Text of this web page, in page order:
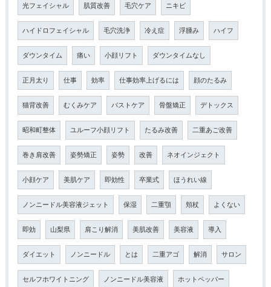
光フェイシャル 肌質改善 毛穴ケア ニキビ
ハイドロフェイシャル 毛穴洗浄 冷え症 浮腫み ハイフ
ダウンタイム 痛い 小顔リフト ダウンタイムなし
正月太り 仕事 効率 仕事効率上げるには 顔のたるみ
猫背改善 むくみケア バストケア 骨盤矯正 デトックス
昭和町整体 ユルーフ小顔リフト たるみ改善 二重あご改善
巻き肩改善 姿勢矯正 姿勢 改善 ネオインジェクト
小顔ケア 美肌ケア 即効性 卒業式 ほうれい線
ノンニードル美容液ジェット 保湿 二重顎 頬杖 よくない
即効 山梨県 肩こり解消 美肌改善 美容液 導入
ダイエット ノンニードル とは 二重アゴ 解消 サロン
セルフホワイトニング ノンニードル美容液 ホットペッパー